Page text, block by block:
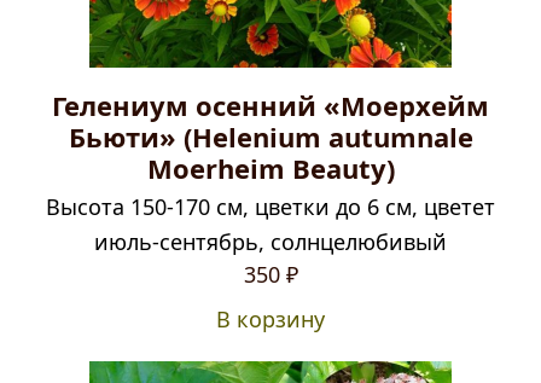
Гелениум осенний «Моерхейм
Бьюти» (Helenium autumnale
Moerheim Beauty)
Высота 150-170 см, цветки до 6 см, цветет
июль-сентябрь, солнцелюбивый
350 ₽
В корзину